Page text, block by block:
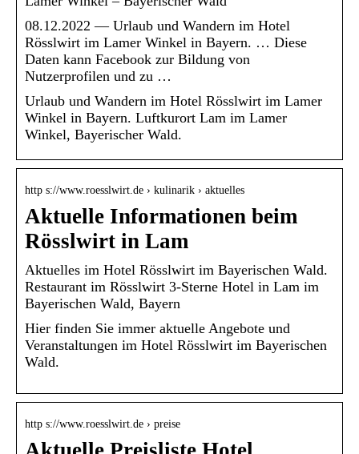
08.12.2022 — Urlaub und Wandern im Hotel
Rösslwirt im Lamer Winkel in Bayern. … Diese
Daten kann Facebook zur Bildung von
Nutzerprofilen und zu …
Urlaub und Wandern im Hotel Rösslwirt im Lamer
Winkel in Bayern. Luftkurort Lam im Lamer
Winkel, Bayerischer Wald.
http s://www.roesslwirt.de › kulinarik › aktuelles
Aktuelle Informationen beim
Rösslwirt in Lam
Aktuelles im Hotel Rösslwirt im Bayerischen Wald.
Restaurant im Rösslwirt 3-Sterne Hotel in Lam im
Bayerischen Wald, Bayern
Hier finden Sie immer aktuelle Angebote und
Veranstaltungen im Hotel Rösslwirt im Bayerischen
Wald.
http s://www.roesslwirt.de › preise